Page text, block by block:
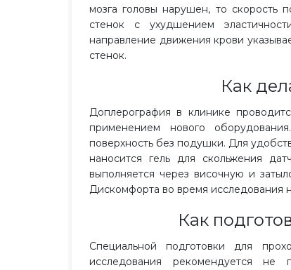
мозга головы нарушен, то скорость
стенок с ухудшением
направление движения крови
стенок.
Как
Доплерография в клинике
применением нового
поверхность без подушки. Для
наносится гель для скольжения
выполняется через височную и
Дискомфорта во время исследования
Как
Специальной подготовки для
исследования рекомендуется не